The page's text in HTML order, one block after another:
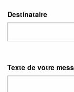
Destinataire
Texte de votre